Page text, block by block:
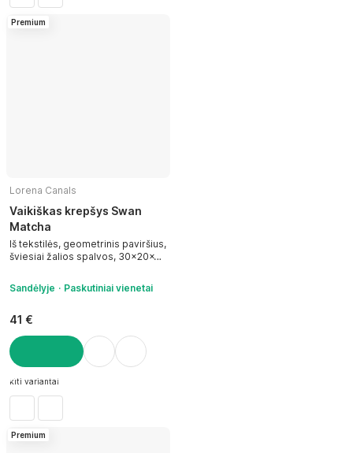
Premium
Lorena Canals
Vaikiškas krepšys Swan
Matcha
Iš tekstilės, geometrinis paviršius,
šviesiai žalios spalvos, 30x20x20
Sandėlyje
Paskutiniai vienetai
41 €
Į KREPŠELĮ
kiti variantai
Premium